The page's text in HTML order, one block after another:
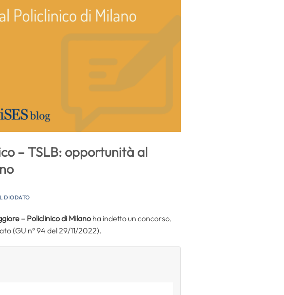
– TSLB: opportunità al
DIODATO
– Policlinico di Milano ha indetto un concorso,
(GU n° 94 del 29/11/2022).